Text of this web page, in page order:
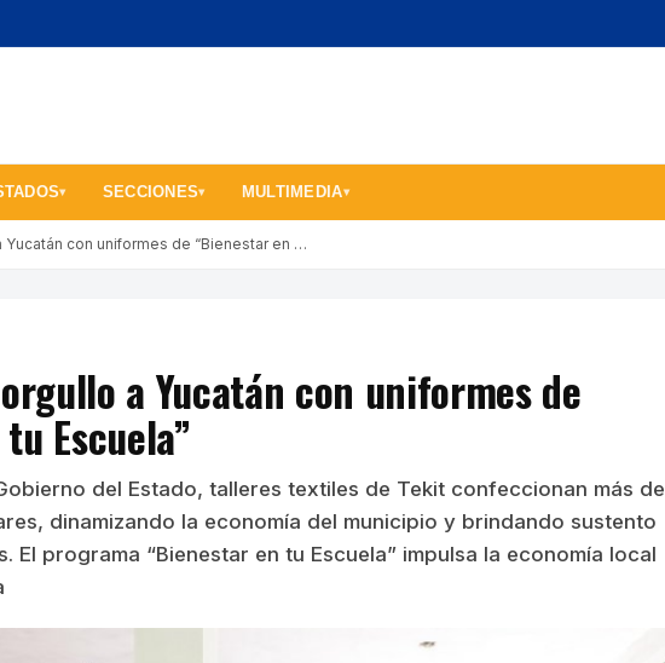
▾ SECCIONES▾ MULTIMEDIA▾
con uniformes de “Bienestar en …
a Yucatán con uniformes de
Escuela”
del Estado, talleres textiles de Tekit confeccionan más de
dinamizando la economía del municipio y brindando sustento
El programa “Bienestar en tu Escuela” impulsa la economía local